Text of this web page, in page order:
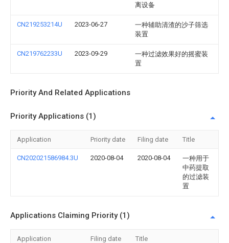
离设备
CN219253214U 2023-06-27
一种辅助清渣的沙子筛选
装置
CN219762233U 2023-09-29
一种过滤效果好的摇蜜装
置
Priority And Related Applications
Priority Applications (1)
Application Priority date Filing date Title
CN202021586984.3U 2020-08-04 2020-08-04
一种用于
中药提取
的过滤装
置
Applications Claiming Priority (1)
Application Filing date Title